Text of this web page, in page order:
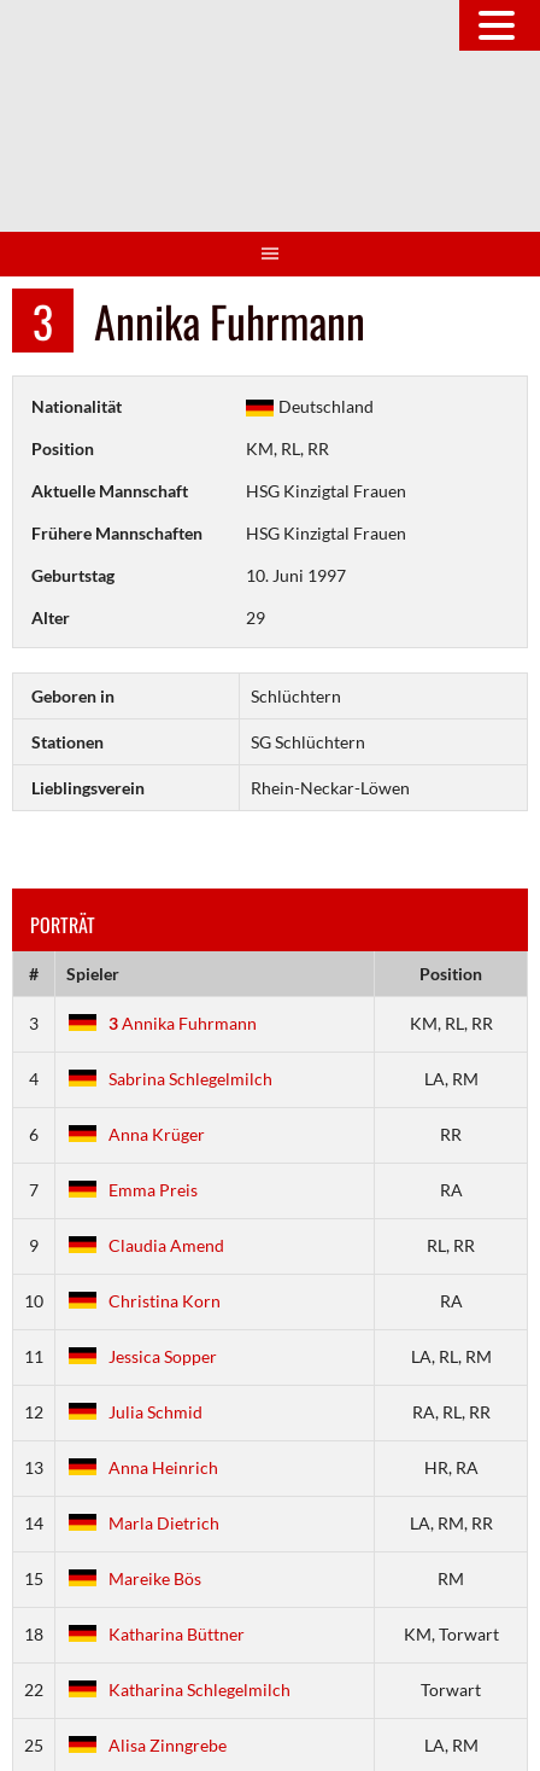
3 Annika Fuhrmann
Nationalität Deutschland
Position KM, RL, RR
Aktuelle Mannschaft HSG Kinzigtal Frauen
Frühere Mannschaften HSG Kinzigtal Frauen
Geburtstag 10. Juni 1997
Alter 29
Geboren in Schlüchtern
Stationen SG Schlüchtern
Lieblingsverein Rhein-Neckar-Löwen
PORTRÄT
# Spieler Position
3 3Annika Fuhrmann KM, RL, RR
4 Sabrina Schlegelmilch LA, RM
6 Anna Krüger RR
7 Emma Preis RA
9 Claudia Amend RL, RR
10 Christina Korn RA
11 Jessica Sopper LA, RL, RM
12 Julia Schmid RA, RL, RR
13 Anna Heinrich HR, RA
14 Marla Dietrich LA, RM, RR
15 Mareike Bös RM
18 Katharina Büttner KM, Torwart
22 Katharina Schlegelmilch Torwart
25 Alisa Zinngrebe LA, RM